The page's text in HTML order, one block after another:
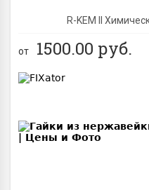
R-KEM II
от 1500.00 руб.